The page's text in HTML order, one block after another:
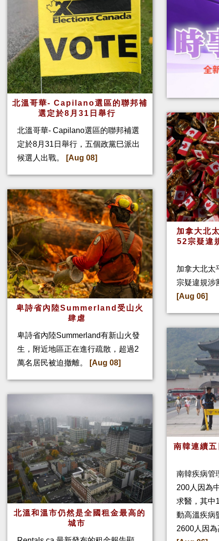
北溫哥華- Capilano選區的聯邦補
選定於8月31日舉行
北溫哥華- Capilano選區的聯邦補選
定於8月31日舉行，五個政黨巳派出
候選人出戰。
[Aug 08]
卑詩省內陸Summerland受山火
肆虐
卑詩省內陸Summerland有新山火發
生，附近地區正在進行疏散，超過2
萬名居民被迫撤離。
[Aug 08]
北溫和溫市仍然是全國租金最高的
城市
加拿大北
52宗疑違
加拿大北太
宗疑違規涉
[Aug 06]
南韓連續
南韓疾病管
200人因為
求醫，其中
動高溫疾病
2600人因